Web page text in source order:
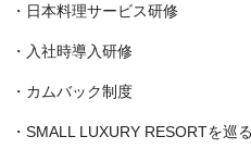
・日本料理サービス研修
・入社時導入研修
・カムバック制度
・SMALL LUXURY RESORTを巡